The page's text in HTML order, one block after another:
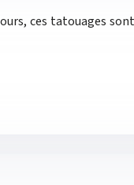
ces tatouages